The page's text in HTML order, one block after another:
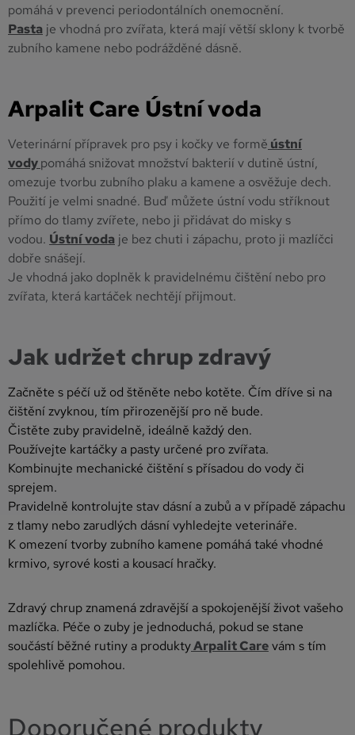
pomáhá v prevenci periodontálních onemocnění.
Pasta je vhodná pro zvířata, která mají větší sklony k tvorbě
zubního kamene nebo podrážděné dásně.
Arpalit Care Ústní voda
Veterinární přípravek pro psy i kočky ve formě ústní
vodypomáhá snižovat množství bakterií v dutině ústní,
omezuje tvorbu zubního plaku a kamene a osvěžuje dech.
Použití je velmi snadné. Buď můžete ústní vodu stříknout
přímo do tlamy zvířete, nebo ji přidávat do misky s
vodou. Ústní voda je bez chuti i zápachu, proto ji mazlíčci
dobře snášejí.
Je vhodná jako doplněk k pravidelnému čištění nebo pro
zvířata, která kartáček nechtějí přijmout.
Jak udržet chrup zdravý
Začněte s péčí už od štěněte nebo kotěte. Čím dříve si na
čištění zvyknou, tím přirozenější pro ně bude.
Čistěte zuby pravidelně, ideálně každý den.
Používejte kartáčky a pasty určené pro zvířata.
Kombinujte mechanické čištění s přísadou do vody či
sprejem.
Pravidelně kontrolujte stav dásní a zubů a v případě zápachu
z tlamy nebo zarudlých dásní vyhledejte veterináře.
K omezení tvorby zubního kamene pomáhá také vhodné
krmivo, syrové kosti a kousací hračky.
Zdravý chrup znamená zdravější a spokojenější život vašeho
mazlíčka. Péče o zuby je jednoduchá, pokud se stane
součástí běžné rutiny a produktyArpalit Carevám s tím
spolehlivě pomohou.
Doporučené produkty